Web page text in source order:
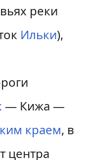
реки
Ильки),
— Кижа —
краем, в
центра